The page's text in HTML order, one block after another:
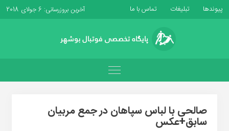
پیوندها تبلیغات تماس با ما آخرین بروزرسانی: 6 جولای 2018
صالحی با لباس سپاهان در جمع مربیان
سابق+عکس